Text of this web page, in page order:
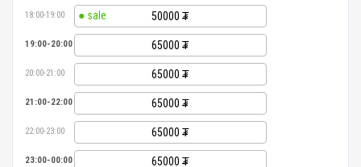
18:00-19:00 50000
19:00-20:00 65000
20:00-21:00 65000
21:00-22:00 65000
22:00-23:00 65000
23:00-00:00 65000